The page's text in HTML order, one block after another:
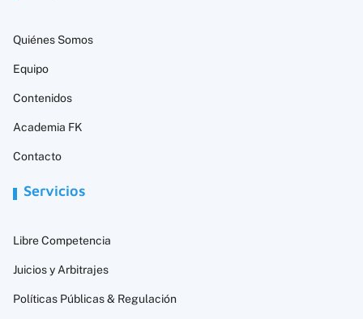
Quiénes Somos
Equipo
Contenidos
Academia FK
Contacto
Servicios
Libre Competencia
Juicios y Arbitrajes
Políticas Públicas & Regulación